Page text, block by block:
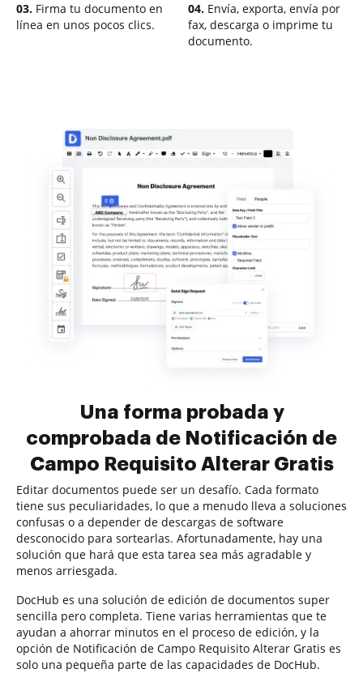
03. Firma tu documento en
línea en unos pocos clics.
04. Envía, exporta, envía por
fax, descarga o imprime tu
documento.
Una forma probada y
comprobada de Notificación de
Campo Requisito Alterar Gratis
Editar documentos puede ser un desafío. Cada formato
tiene sus peculiaridades, lo que a menudo lleva a soluciones
confusas o a depender de descargas de software
desconocido para sortearlas. Afortunadamente, hay una
solución que hará que esta tarea sea más agradable y
menos arriesgada.
DocHub es una solución de edición de documentos super
sencilla pero completa. Tiene varias herramientas que te
ayudan a ahorrar minutos en el proceso de edición, y la
opción de Notificación de Campo Requisito Alterar Gratis es
solo una pequeña parte de las capacidades de DocHub.